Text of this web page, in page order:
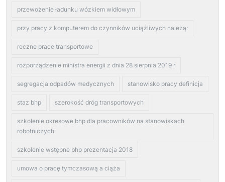
przewożenie ładunku wózkiem widłowym
przy pracy z komputerem do czynników uciążliwych należą:
reczne prace transportowe
rozporządzenie ministra energii z dnia 28 sierpnia 2019 r
segregacja odpadów medycznych stanowisko pracy definicja
staz bhp szerokość dróg transportowych
szkolenie okresowe bhp dla pracowników na stanowiskach
robotniczych
szkolenie wstępne bhp prezentacja 2018
umowa o pracę tymczasową a ciąża